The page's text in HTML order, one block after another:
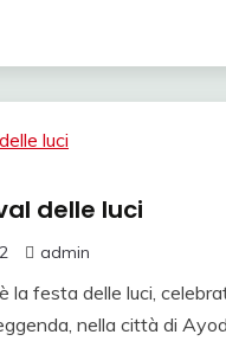
delle luci
admin
la festa delle luci,
nella città di